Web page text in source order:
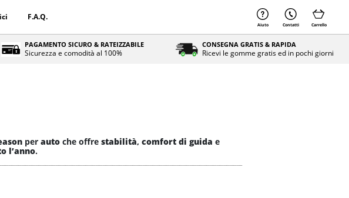
F.A.Q.
Aiuto Contatti Carrello
PAGAMENTO SICURO & RATEIZZABILE
Sicurezza e comodità al 100%
CONSEGNA GRATIS & RAPIDA
Ricevi le gomme gratis ed in pochi giorni
per auto che offre stabilità, comfort di guida e
l’anno.